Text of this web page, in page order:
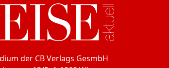
der CB Verlags GesmbH